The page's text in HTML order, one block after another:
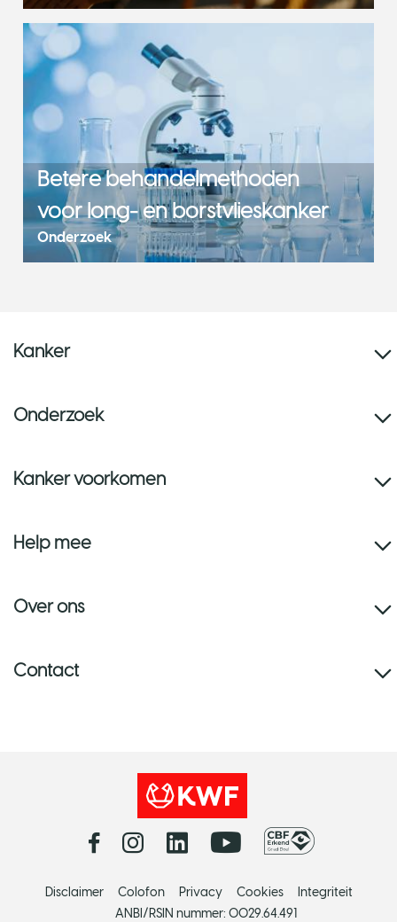
Betere behandelmethoden
voor long- en borstvlieskanker
Onderzoek
Kanker
Onderzoek
Kanker voorkomen
Help mee
Over ons
Contact
Disclaimer Colofon Privacy Cookies
Integriteit
ANBI/RSIN nummer: 0029.64.491